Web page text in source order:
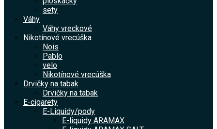
sety
Váhy
Váhy vreckové
Nikotínové vrecúška
Nois
Pablo
velo
Nikotínové vrecúška
Drvičky na tabak
Drvičky na tabak
E-cigarety
E-Liquidy/pody
E-liquidy ARAMAX